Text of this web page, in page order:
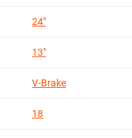
24"
13"
V-Brake
18